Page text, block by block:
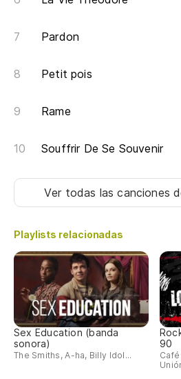
Pardon
Petit pois
Rame
Souffrir De Se Souvenir
Ver todas las canciones
Playlists relacionadas
Sex Education (banda
sonora)
The Smiths, A-ha, Billy Idol...
90